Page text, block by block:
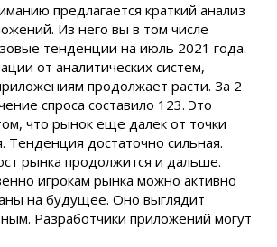
предлагается краткий анализ
Из него вы в том числе
тенденции на июль 2021 года.
от аналитических систем,
продолжает расти. За 2
спроса составило 123. Это
что рынок еще далек от точки
Тенденция достаточно сильная.
рынка продолжится и дальше.
игрокам рынка можно активно
на будущее. Оно выглядит
Разработчики приложений могут